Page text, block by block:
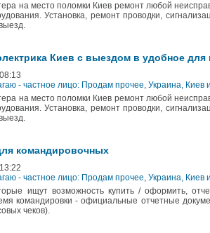
на место поломки Киев ремонт любой
Установка, ремонт проводки,
Киев с выездом в удобное
- частное лицо: Продам прочее, Украина, Киев
на место поломки Киев ремонт любой
Установка, ремонт проводки,
командировочных
- частное лицо: Продам прочее, Украина, Киев
ищут возможность купить / оформить,
командировки - официальные отчетные
чеков).